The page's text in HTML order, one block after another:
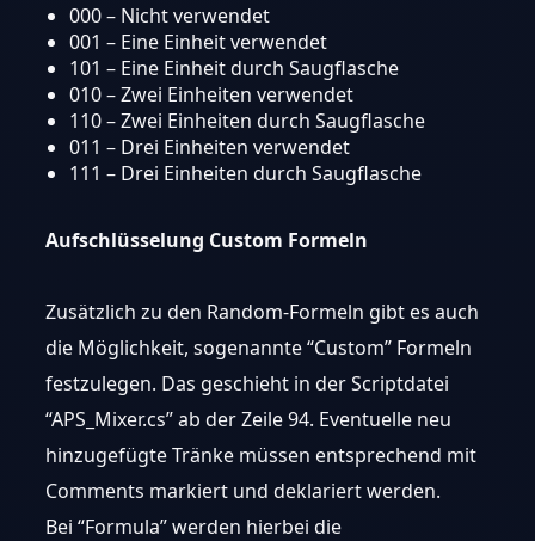
000 – Nicht verwendet
001 – Eine Einheit verwendet
101 – Eine Einheit durch Saugflasche
010 – Zwei Einheiten verwendet
110 – Zwei Einheiten durch Saugflasche
011 – Drei Einheiten verwendet
111 – Drei Einheiten durch Saugflasche
Aufschlüsselung Custom Formeln
Zusätzlich zu den Random-Formeln gibt es auch
die Möglichkeit, sogenannte “Custom” Formeln
festzulegen. Das geschieht in der Scriptdatei
“APS_Mixer.cs” ab der Zeile 94. Eventuelle neu
hinzugefügte Tränke müssen entsprechend mit
Comments markiert und deklariert werden.
Bei “Formula” werden hierbei die